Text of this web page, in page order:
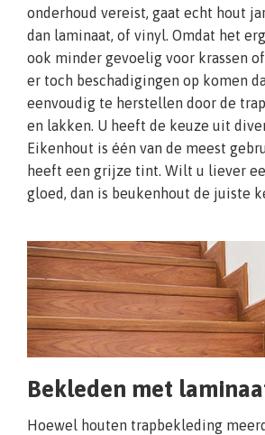
onderhoud vereist, gaat echt hout
dan laminaat, of vinyl. Omdat het
ook minder gevoelig voor krassen
er toch beschadigingen op komen
eenvoudig te herstellen door de
en lakken. U heeft de keuze uit
Eikenhout is één van de meest
heeft een grijze tint. Wilt u liever
gloed, dan is beukenhout de juiste
Bekleden met
Hoewel houten trapbekleding